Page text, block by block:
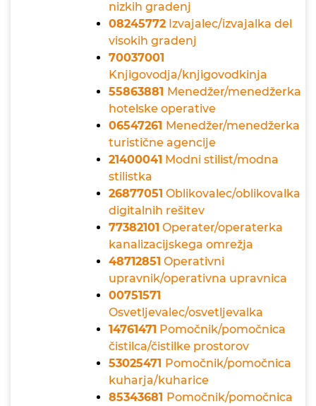
nizkih gradenj
08245772 Izvajalec/izvajalka del
visokih gradenj
70037001
Knjigovodja/knjigovodkinja
55863881 Menedžer/menedžerka
hotelske operative
06547261 Menedžer/menedžerka
turistične agencije
21400041 Modni stilist/modna
stilistka
26877051 Oblikovalec/oblikovalka
digitalnih rešitev
77382101 Operater/operaterka
kanalizacijskega omrežja
48712851 Operativni
upravnik/operativna upravnica
00751571
Osvetljevalec/osvetljevalka
14761471 Pomočnik/pomočnica
čistilca/čistilke prostorov
53025471 Pomočnik/pomočnica
kuharja/kuharice
85343681 Pomočnik/pomočnica